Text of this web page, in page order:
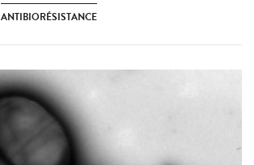
ANTIBIORÉSISTANCE